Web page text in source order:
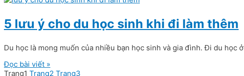
5 lưu ý cho du học sinh khi đi làm thêm
Du học là mong muốn của nhiều bạn học sinh và gia đình. Đi du học
Đọc bài viết »
Trang1 Trang2 Trang3